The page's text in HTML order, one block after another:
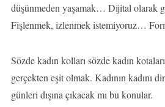
düşünmeden yaşamak… Dijital olarak
Fişlenmek, izlenmek istemiyoruz…
Sözde kadın kolları sözde kadın
gerçekten eşit olmak. Kadının kadını
günleri dışına çıkacak mı bu konular.